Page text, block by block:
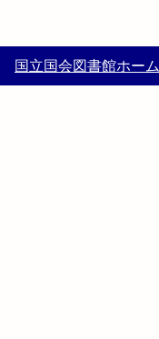
国立国会図書館ホーム